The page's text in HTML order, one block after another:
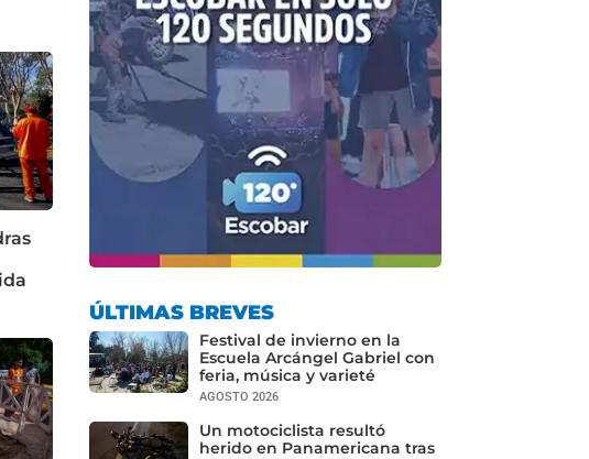
ÚLTIMAS BREVES
Festival de invierno en la
Escuela Arcángel Gabriel con
feria, música y varieté
AGOSTO 2026
Un motociclista resultó
herido en Panamericana tras